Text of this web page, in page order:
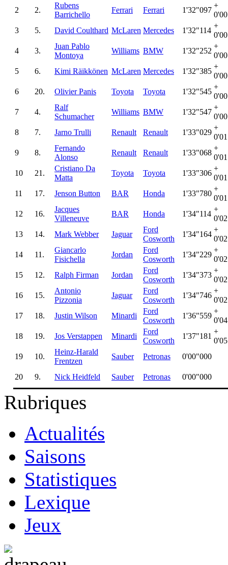
2 2.
Rubens
Barrichello
Ferrari Ferrari 1'32"097
+
3
5. David Coulthard McLaren Mercedes 1'32"114
+
4
3.
Juan Pablo
Montoya
Williams BMW 1'32"252
+
5
6. Kimi Räikkönen McLaren Mercedes 1'32"385
+
6
20. Olivier Panis Toyota Toyota 1'32"545
+
7
4.
Ralf
Schumacher
Williams BMW 1'32"547
+
8
7. Jarno Trulli Renault Renault 1'33"029
+
9
8.
Fernando
Alonso
Renault Renault 1'33"068
+
10
21.
Cristiano Da
Matta
Toyota Toyota 1'33"306
+
11
17. Jenson Button BAR Honda 1'33"780
+
12
16.
Jacques
Villeneuve
BAR Honda 1'34"114
+
13
14. Mark Webber Jaguar
Ford
Cosworth
1'34"164
+
14
11.
Giancarlo
Fisichella
Jordan
Ford
Cosworth
1'34"229
+
15
12. Ralph Firman Jordan
Ford
Cosworth
1'34"373
+
16
15.
Antonio
Pizzonia
Jaguar
Ford
Cosworth
1'34"746
+
17
18. Justin Wilson Minardi
Ford
Cosworth
1'36"559
+
18
19. Jos Verstappen Minardi
Ford
Cosworth
1'37"181
+
19
10.
Heinz-Harald
Frentzen
Sauber Petronas 0'00"000
20 9. Nick Heidfeld Sauber Petronas 0'00"000
Rubriques
Actualités
Saisons
Statistiques
Lexique
Jeux